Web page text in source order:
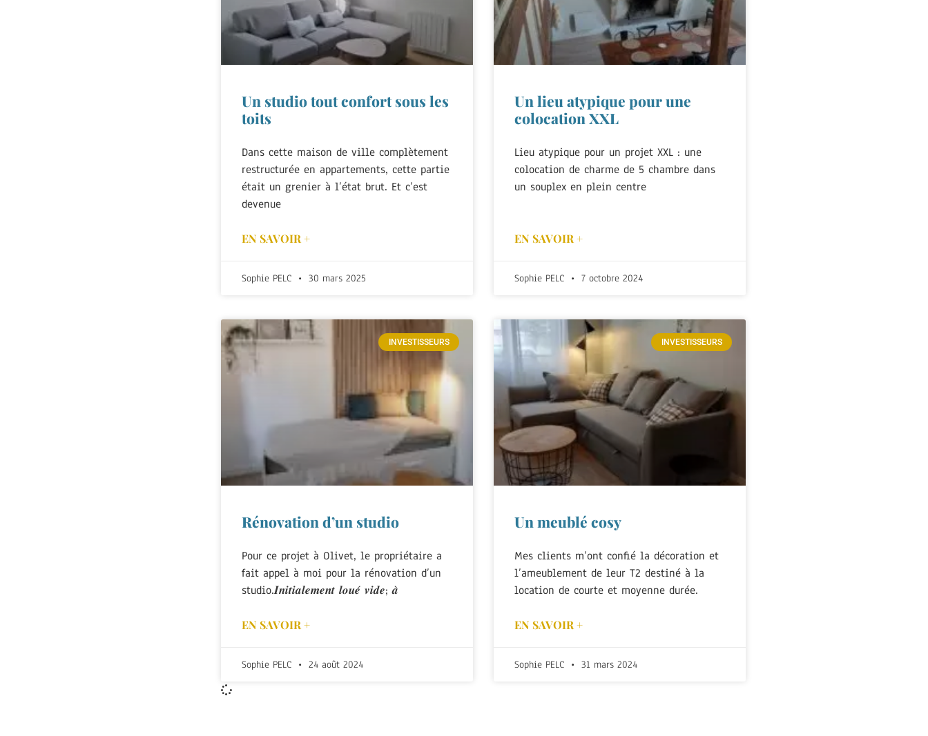
Un studio tout confort sous les
toits
Dans cette maison de ville complètement
restructurée en appartements, cette partie
était un grenier à l’état brut. Et c’est
devenue
EN SAVOIR +
Sophie PELC 30 mars 2025
Un lieu atypique pour une
colocation XXL
Lieu atypique pour un projet XXL : une
colocation de charme de 5 chambre dans
un souplex en plein centre
EN SAVOIR +
Sophie PELC 7 octobre 2024
INVESTISSEURS
Rénovation d’un studio
Pour ce projet à Olivet, le propriétaire a
fait appel à moi pour la rénovation d’un
studio.𝑰𝒏𝒊𝒕𝒊𝒂𝒍𝒆𝒎𝒆𝒏𝒕 𝒍𝒐𝒖𝒆́ 𝒗𝒊𝒅𝒆; 𝒂̀
EN SAVOIR +
Sophie PELC 24 août 2024
INVESTISSEURS
Un meublé cosy
Mes clients m’ont confié la décoration et
l’ameublement de leur T2 destiné à la
location de courte et moyenne durée.
EN SAVOIR +
Sophie PELC 31 mars 2024